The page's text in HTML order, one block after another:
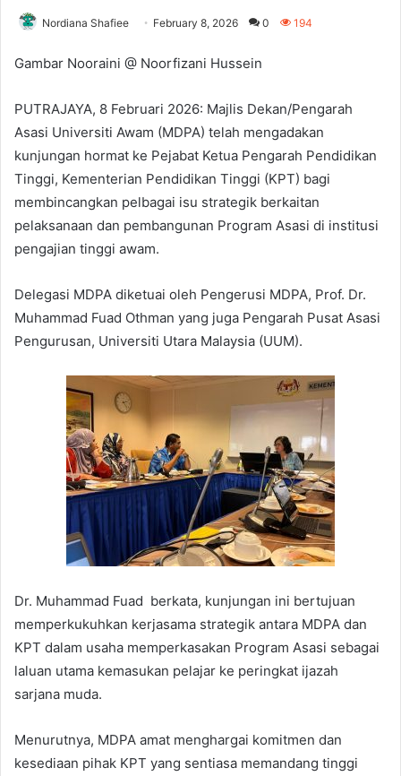
Nordiana Shafiee February 8, 2026 0 194
Gambar Nooraini @ Noorfizani Hussein
PUTRAJAYA, 8 Februari 2026: Majlis Dekan/Pengarah
Asasi Universiti Awam (MDPA) telah mengadakan
kunjungan hormat ke Pejabat Ketua Pengarah Pendidikan
Tinggi, Kementerian Pendidikan Tinggi (KPT) bagi
membincangkan pelbagai isu strategik berkaitan
pelaksanaan dan pembangunan Program Asasi di institusi
pengajian tinggi awam.
Delegasi MDPA diketuai oleh Pengerusi MDPA, Prof. Dr.
Muhammad Fuad Othman yang juga Pengarah Pusat Asasi
Pengurusan, Universiti Utara Malaysia (UUM).
Dr. Muhammad Fuad berkata, kunjungan ini bertujuan
memperkukuhkan kerjasama strategik antara MDPA dan
KPT dalam usaha memperkasakan Program Asasi sebagai
laluan utama kemasukan pelajar ke peringkat ijazah
sarjana muda.
Menurutnya, MDPA amat menghargai komitmen dan
kesediaan pihak KPT yang sentiasa memandang tinggi